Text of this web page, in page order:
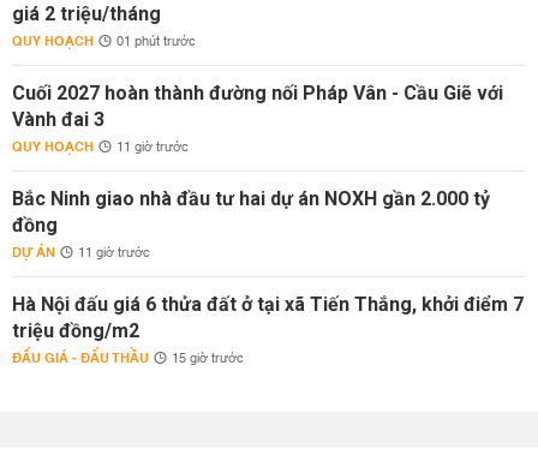
giá 2 triệu/tháng
QUY HOẠCH 01 phút trước
Cuối 2027 hoàn thành đường nối Pháp Vân - Cầu Giẽ với
Vành đai 3
QUY HOẠCH 11 giờ trước
Bắc Ninh giao nhà đầu tư hai dự án NOXH gần 2.000 tỷ
đồng
DỰ ÁN 11 giờ trước
Hà Nội đấu giá 6 thửa đất ở tại xã Tiến Thắng, khởi điểm 7
triệu đồng/m2
ĐẤU GIÁ - ĐẤU THẦU 15 giờ trước